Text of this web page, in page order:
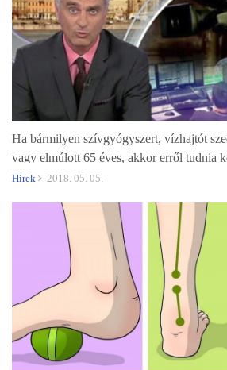
Ha bármilyen szívgyógyszert, vízhajtót
vagy elmúlott 65 éves, akkor erről tudnia
Hírek 2018. 05. 05.